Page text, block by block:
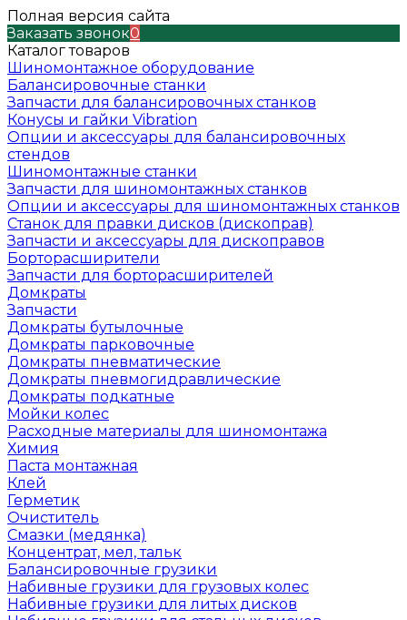
Полная версия сайта
Заказать звонок0
Каталог товаров
Шиномонтажное оборудование
Балансировочные станки
Запчасти для балансировочных станков
Конусы и гайки Vibration
Опции и аксессуары для балансировочных
стендов
Шиномонтажные станки
Запчасти для шиномонтажных станков
Опции и аксессуары для шиномонтажных станков
Станок для правки дисков (дископрав)
Запчасти и аксессуары для дископравов
Борторасширители
Запчасти для борторасширителей
Домкраты
Запчасти
Домкраты бутылочные
Домкраты парковочные
Домкраты пневматические
Домкраты пневмогидравлические
Домкраты подкатные
Мойки колес
Расходные материалы для шиномонтажа
Химия
Паста монтажная
Клей
Герметик
Очиститель
Смазки (медянка)
Концентрат, мел, тальк
Балансировочные грузики
Набивные грузики для грузовых колес
Набивные грузики для литых дисков